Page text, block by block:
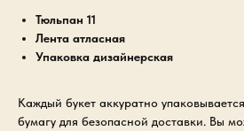
Тюльпан 11
Лента атласная
Упаковка дизайнерская
Каждый букет аккуратно
бумагу для безопасной доставки. Вы